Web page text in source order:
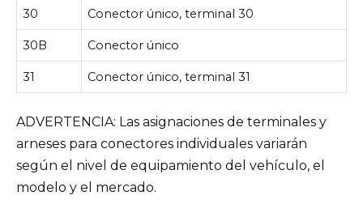
30 Conector único, terminal 30
30B Conector único
31 Conector único, terminal 31
ADVERTENCIA: Las asignaciones de terminales y
arneses para conectores individuales variarán
según el nivel de equipamiento del vehículo, el
modelo y el mercado.